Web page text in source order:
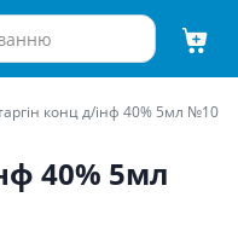
конц д/iнф 40% 5мл №10
40% 5мл